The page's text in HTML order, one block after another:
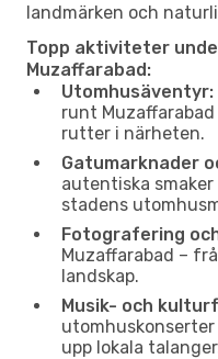
landmärken och
Topp aktiviteter
Muzaffarabad:
Utomhusäventyr:
runt
rutter i närheten.
Gatumarknader
autentiska
stadens
Fotografering
Muzaffarabad –
landskap.
Musik- och
upp lokala